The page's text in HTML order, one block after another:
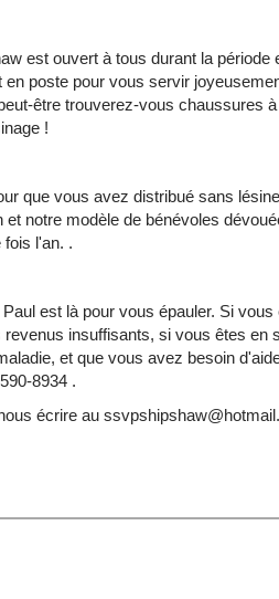
est ouvert à tous durant la
poste pour vous servir
être trouverez-vous chaussures
!
que vous avez distribué sans
notre modèle de bénévoles
fois l'an. .
est là pour vous épauler. Si
insuffisants, si vous êtes en
et que vous avez besoin
8934 .
écrire au